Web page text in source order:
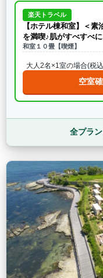
楽天トラベル
【ホテル棟和室】＜
を満喫♪肌がすべすべ
和室１０畳【喫煙】
大人2名×1室の場合(税
空室
全プラ